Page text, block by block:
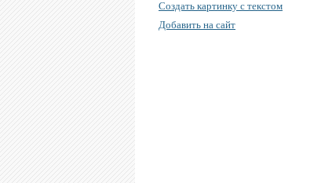
Создать картинку с текстом
Добавить на сайт